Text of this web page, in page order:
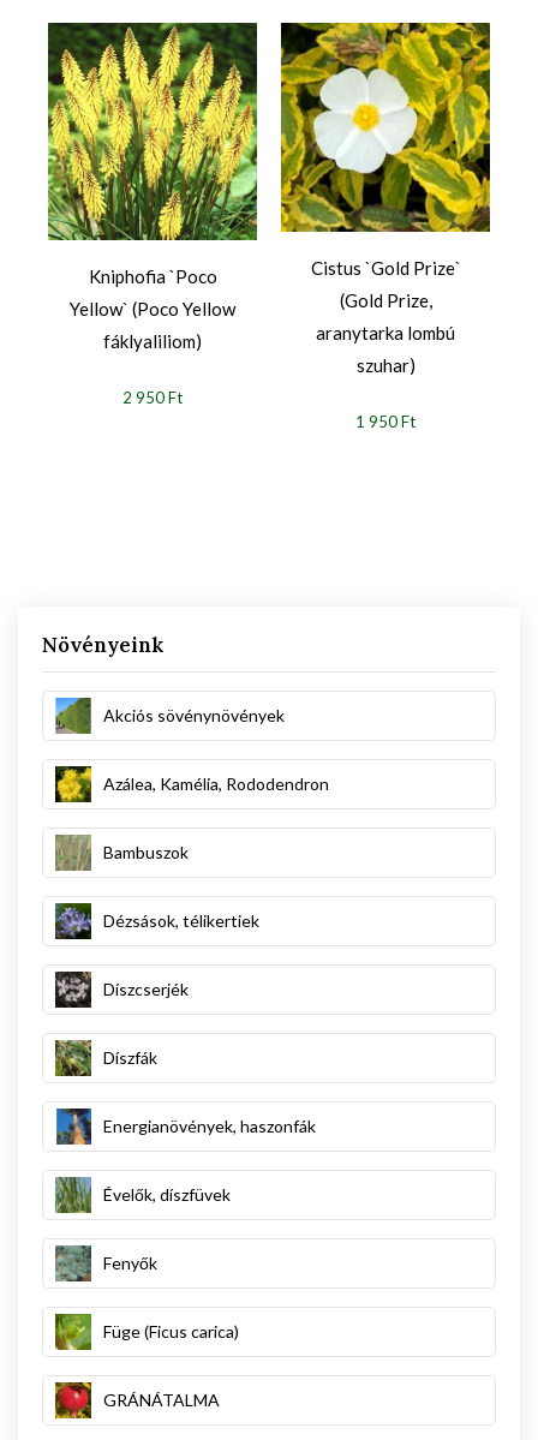
Növényeink
Akciós sövénynövények
Azálea, Kamélia, Rododendron
Bambuszok
Dézsások, télikertiek
Díszcserjék
Díszfák
Energianövények, haszonfák
Évelők, díszfüvek
Fenyők
Füge (Ficus carica)
GRÁNÁTALMA
Kniphofia `Poco
Yellow` (Poco Yellow
fáklyaliliom)
2 950 Ft
Cistus `Gold Prize`
(Gold Prize,
aranytarka lombú
szuhar)
1 950 Ft